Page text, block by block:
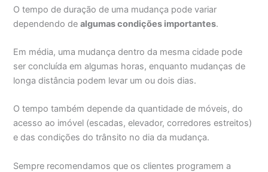
O tempo de duração de uma mudança pode variar
dependendo dealgumas condições importantes.
Em média, uma mudança dentro da mesma cidade pode
ser concluída em algumas horas, enquanto mudanças de
longa distância podem levar um ou dois dias.
O tempo também depende da quantidade de móveis, do
acesso ao imóvel (escadas, elevador, corredores estreitos)
e das condições do trânsito no dia da mudança.
Sempre recomendamos que os clientes programem a